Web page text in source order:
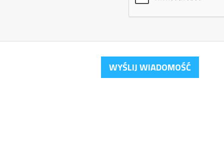
WYŚLIJ WIADOMOŚĆ